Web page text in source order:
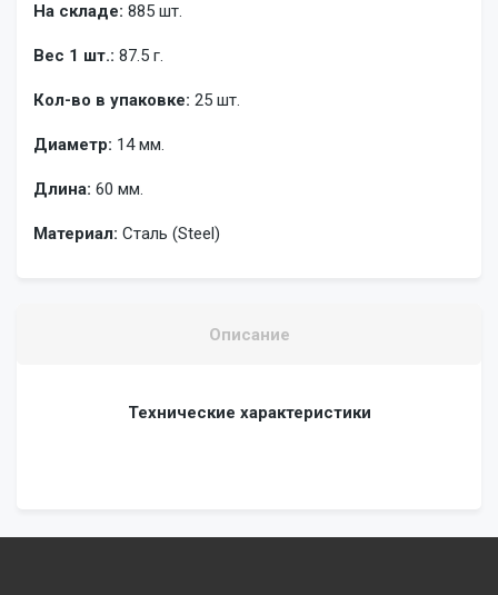
На складе: 885 шт.
Вес 1 шт.: 87.5 г.
Кол-во в упаковке: 25 шт.
Диаметр: 14 мм.
Длина: 60 мм.
Материал: Сталь (Steel)
Описание
Технические характеристики